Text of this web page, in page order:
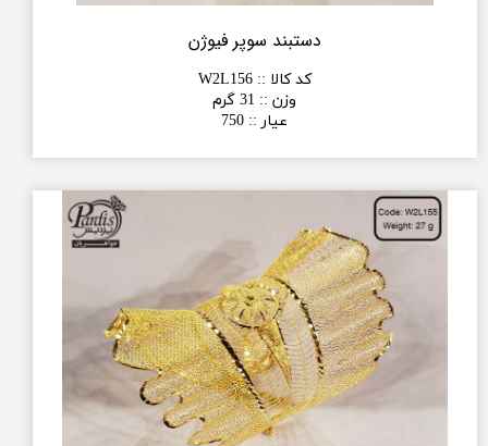
دستبند سوپر فیوژن
کد کالا ::
W2L156
وزن :: 31 گرم
عیار ::
750